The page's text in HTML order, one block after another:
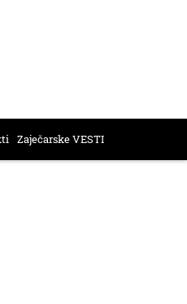
Zaječarske VESTI